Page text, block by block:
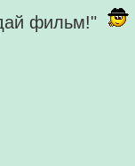
фильм!"